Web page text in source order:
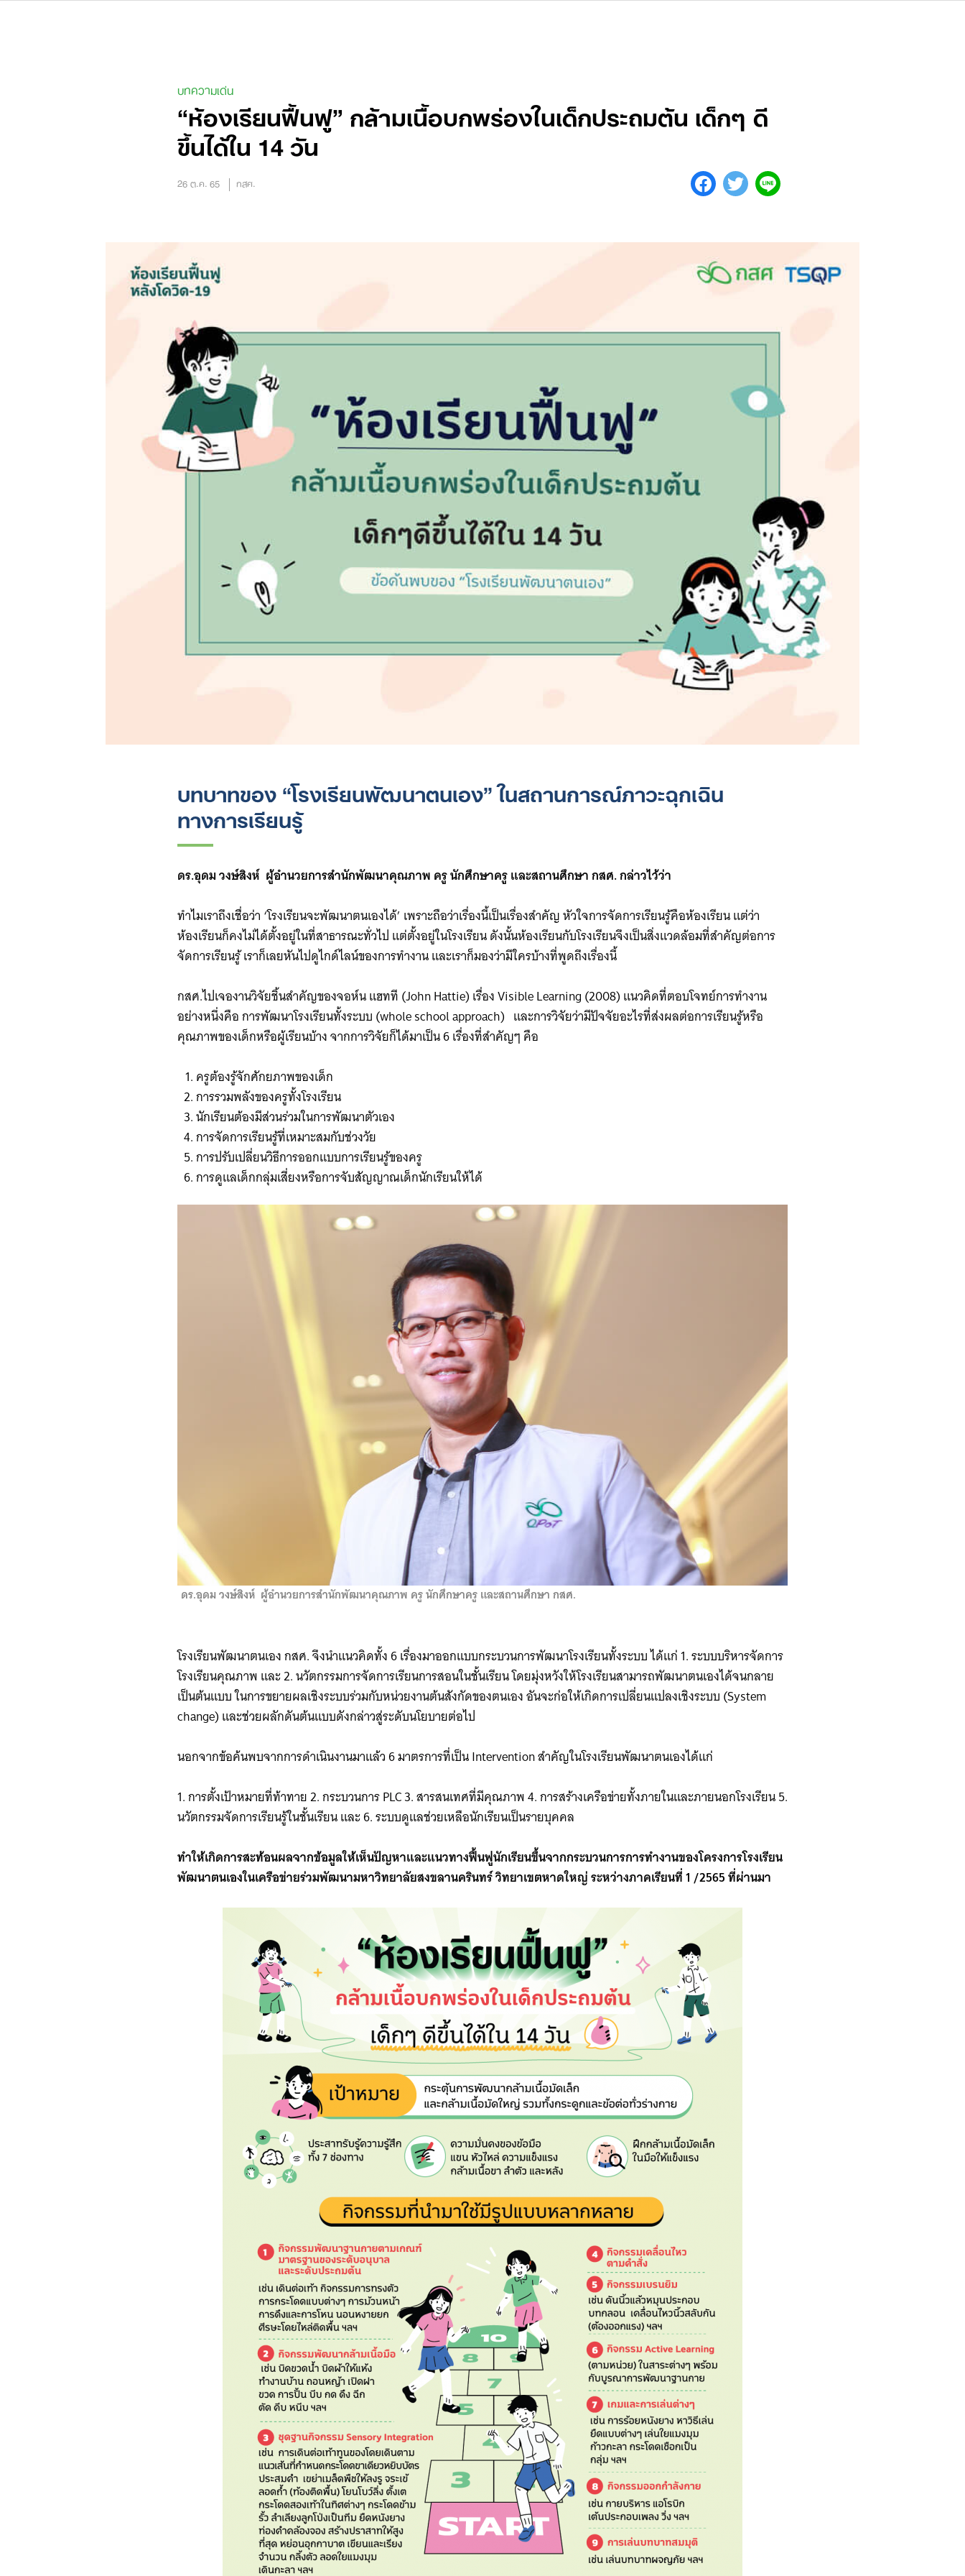
Search
บทความเด่น
“ห้องเรียนฟื้นฟู” กล้ามเนื้อบกพร่องในเด็กประถมต้น เด็กๆ ดี
ขึ้นได้ใน 14 วัน
26 ต.ค. 65 กสศ.
บทบาทของ “โรงเรียนพัฒนาตนเอง” ในสถานการณ์ภาวะฉุกเฉิน
ทางการเรียนรู้
ดร.อุดม วงษ์สิงห์ ผู้อำนวยการสำนักพัฒนาคุณภาพ ครู นักศึกษาครู และสถานศึกษา กสศ. กล่าวไว้ว่า
ทำไมเราถึงเชื่อว่า ‘โรงเรียนจะพัฒนาตนเองได้’ เพราะถือว่าเรื่องนี้เป็นเรื่องสำคัญ หัวใจการจัดการเรียนรู้คือห้องเรียน แต่ว่า
ห้องเรียนก็คงไม่ได้ตั้งอยู่ในที่สาธารณะทั่วไป แต่ตั้งอยู่ในโรงเรียน ดังนั้นห้องเรียนกับโรงเรียนจึงเป็นสิ่งแวดล้อมที่สำคัญต่อการ
จัดการเรียนรู้ เราก็เลยหันไปดูไกด์ไลน์ของการทำงาน และเราก็มองว่ามีใครบ้างที่พูดถึงเรื่องนี้
กสศ.ไปเจองานวิจัยชิ้นสำคัญของจอห์น แฮทที (John Hattie) เรื่อง Visible Learning (2008) แนวคิดที่ตอบโจทย์การทำงาน
อย่างหนึ่งคือ การพัฒนาโรงเรียนทั้งระบบ (whole school approach) และการวิจัยว่ามีปัจจัยอะไรที่ส่งผลต่อการเรียนรู้หรือ
คุณภาพของเด็กหรือผู้เรียนบ้าง จากการวิจัยก็ได้มาเป็น 6 เรื่องที่สำคัญๆ คือ
ครูต้องรู้จักศักยภาพของเด็ก
การรวมพลังของครูทั้งโรงเรียน
นักเรียนต้องมีส่วนร่วมในการพัฒนาตัวเอง
การจัดการเรียนรู้ที่เหมาะสมกับช่วงวัย
การปรับเปลี่ยนวิธีการออกแบบการเรียนรู้ของครู
การดูแลเด็กกลุ่มเสี่ยงหรือการจับสัญญาณเด็กนักเรียนให้ได้
ดร.อุดม วงษ์สิงห์ ผู้อำนวยการสำนักพัฒนาคุณภาพ ครู นักศึกษาครู และสถานศึกษา กสศ.
โรงเรียนพัฒนาตนเอง กสศ. จึงนำแนวคิดทั้ง 6 เรื่องมาออกแบบกระบวนการพัฒนาโรงเรียนทั้งระบบ ได้แก่ 1. ระบบบริหารจัดการ
โรงเรียนคุณภาพ และ 2. นวัตกรรมการจัดการเรียนการสอนในชั้นเรียน โดยมุ่งหวังให้โรงเรียนสามารถพัฒนาตนเองได้จนกลาย
เป็นต้นแบบ ในการขยายผลเชิงระบบร่วมกับหน่วยงานต้นสังกัดของตนเอง อันจะก่อให้เกิดการเปลี่ยนแปลงเชิงระบบ (System
change) และช่วยผลักดันต้นแบบดังกล่าวสู่ระดับนโยบายต่อไป
นอกจากข้อค้นพบจากการดำเนินงานมาแล้ว 6 มาตรการที่เป็น Intervention สำคัญในโรงเรียนพัฒนาตนเองได้แก่
1. การตั้งเป้าหมายที่ท้าทาย 2. กระบวนการ PLC 3. สารสนเทศที่มีคุณภาพ 4. การสร้างเครือข่ายทั้งภายในและภายนอกโรงเรียน 5.
นวัตกรรมจัดการเรียนรู้ในชั้นเรียน และ 6. ระบบดูแลช่วยเหลือนักเรียนเป็นรายบุคคล
ทำให้เกิดการสะท้อนผลจากข้อมูลให้เห็นปัญหาและแนวทางฟื้นฟูนักเรียนขึ้นจากกระบวนการการทำงานของโครงการโรงเรียน
พัฒนาตนเองในเครือข่ายร่วมพัฒนามหาวิทยาลัยสงขลานครินทร์ วิทยาเขตหาดใหญ่ ระหว่างภาคเรียนที่ 1 /2565 ที่ผ่านมา